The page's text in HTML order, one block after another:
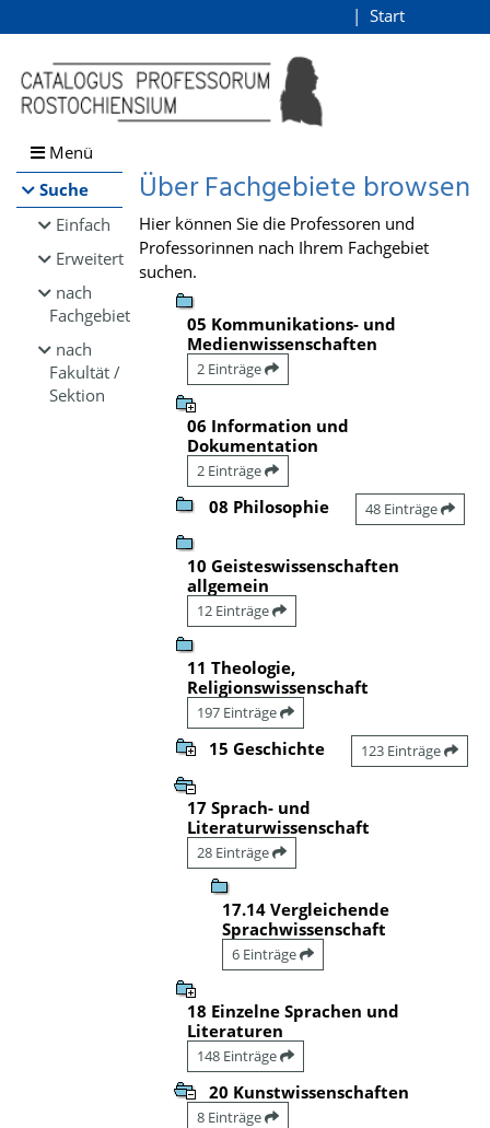
Browsen
direkt zum Inhalt
Start
Menü
Suche
Einfach
Erweitert
nach
Fachgebiet
nach
Fakultät /
Sektion
Über Fachgebiete browsen
Hier können Sie die Professoren und
Professorinnen nach Ihrem Fachgebiet
suchen.
05 Kommunikations- und
Medienwissenschaften
2 Einträge
06 Information und
Dokumentation
2 Einträge
08 Philosophie 48 Einträge
10 Geisteswissenschaften
allgemein
12 Einträge
11 Theologie,
Religionswissenschaft
197 Einträge
15 Geschichte 123 Einträge
17 Sprach- und
Literaturwissenschaft
28 Einträge
17.14 Vergleichende
Sprachwissenschaft
6 Einträge
18 Einzelne Sprachen und
Literaturen
148 Einträge
20 Kunstwissenschaften
8 Einträge